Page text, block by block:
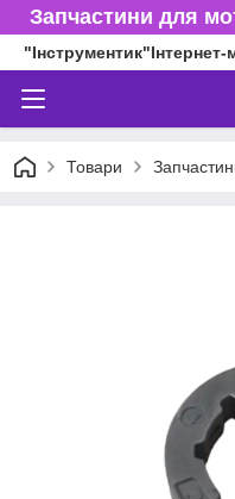
Запчастини для
Товари